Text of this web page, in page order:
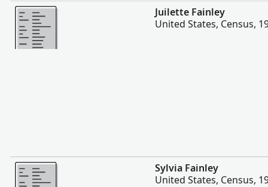
Dugang pa
Juilette Fainley
United States, Census,
Dugang pa
Sylvia Fainley
United States, Census,